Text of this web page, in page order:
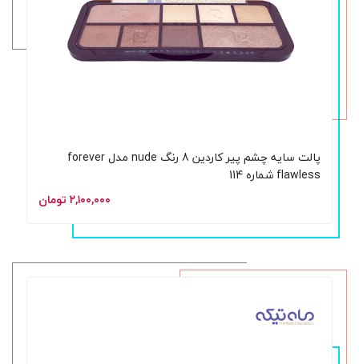
پالت سایه چشم پیر کاردین 8 رنگ nude مدل forever
flawless شماره 114
۲,۱۰۰,۰۰۰ تومان